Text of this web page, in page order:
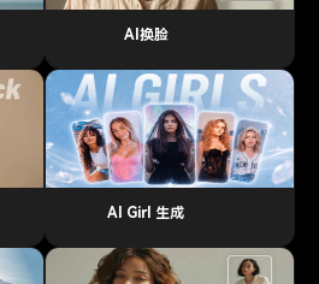
AI换脸
AI Girl 生成